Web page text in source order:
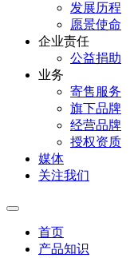
发展历程
愿景使命
企业责任
公益捐助
业务
寄售服务
旗下品牌
经营品牌
授权资质
媒体
关注我们
首页
产品知识